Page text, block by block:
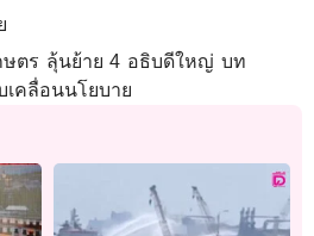
ษตร ลุ้นย้าย 4 อธิบดีใหญ่ บท
เคลื่อนนโยบาย